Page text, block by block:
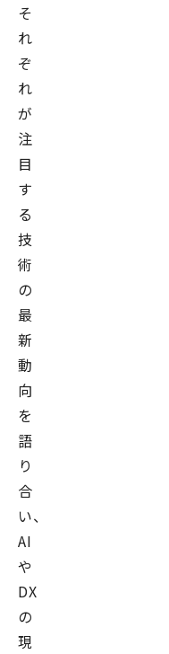
そ
れ
ぞ
れ
が
注
目
す
る
技
術
の
最
新
動
向
を
語
り
合
い、
AI
や
DX
の
現